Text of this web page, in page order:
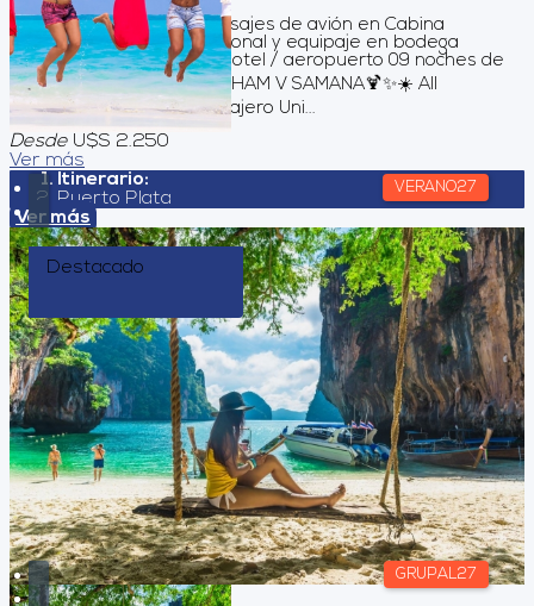
VERANO27
Servicios incluidos Pasajes de avión en Cabina
Turista incluye art. personal y equipaje en bodega
Traslado aeropuerto / hotel / aeropuerto 09 noches de
alojamiento VIVA WYNDHAM V SAMANA🍹✨☀️ All
Inclusive Asistencia al Viajero Uni...
Desde U$S 2.250
Ver más
Itinerario:
Puerto Plata
Ver más
Destacado
GRUPAL27